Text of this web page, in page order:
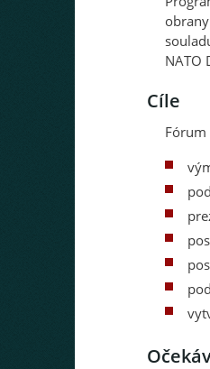
NATO
Cíle
Fórum